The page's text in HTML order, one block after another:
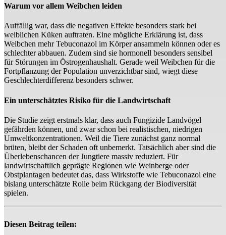
Warum vor allem Weibchen leiden
Auffällig war, dass die negativen Effekte besonders stark bei
weiblichen Küken auftraten. Eine mögliche Erklärung ist, dass
Weibchen mehr Tebuconazol im Körper ansammeln können oder es
schlechter abbauen. Zudem sind sie hormonell besonders sensibel
für Störungen im Östrogenhaushalt. Gerade weil Weibchen für die
Fortpflanzung der Population unverzichtbar sind, wiegt diese
Geschlechterdifferenz besonders schwer.
Ein unterschätztes Risiko für die Landwirtschaft
Die Studie zeigt erstmals klar, dass auch Fungizide Landvögel
gefährden können, und zwar schon bei realistischen, niedrigen
Umweltkonzentrationen. Weil die Tiere zunächst ganz normal
brüten, bleibt der Schaden oft unbemerkt. Tatsächlich aber sind die
Überlebenschancen der Jungtiere massiv reduziert. Für
landwirtschaftlich geprägte Regionen wie Weinberge oder
Obstplantagen bedeutet das, dass Wirkstoffe wie Tebuconazol eine
bislang unterschätzte Rolle beim Rückgang der Biodiversität
spielen.
Diesen Beitrag teilen: